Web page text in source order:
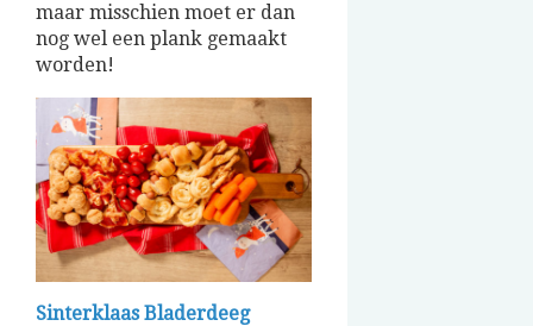
maar misschien moet er dan
nog wel een plank gemaakt
worden!
Sinterklaas Bladerdeeg